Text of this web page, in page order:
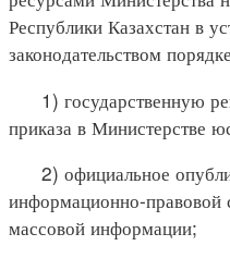
Республики Казахстан в
законодательством
1) государственную
приказа в Министерстве
2) официальное
информационно-правовой
массовой информации;